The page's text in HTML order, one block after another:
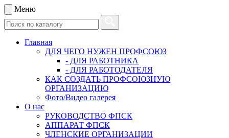
Меню
Главная
ДЛЯ ЧЕГО НУЖЕН ПРОФСОЮЗ
- ДЛЯ РАБОТНИКА
- ДЛЯ РАБОТОДАТЕЛЯ
КАК СОЗДАТЬ ПРОФСОЮЗНУЮ
ОРГАНИЗАЦИЮ
Фото/Видео галерея
О нас
РУКОВОДСТВО ФПСК
АППАРАТ ФПСК
ЧЛЕНСКИЕ ОРГАНИЗАЦИИ